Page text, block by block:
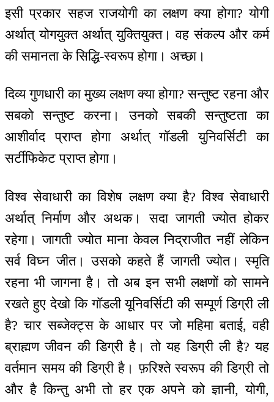
इसी प्रकार सहज राजयोगी का लक्षण क्या होगा? योगी
अर्थात् योगयुक्त अर्थात् युक्तियुक्त। वह संकल्प और कर्म
की समानता के सिद्धि-स्वरूप होगा। अच्छा।
दिव्य गुणधारी का मुख्य लक्षण क्या होगा? सन्तुष्ट रहना और
सबको सन्तुष्ट करना। उनको सबकी सन्तुष्टता का
आशीर्वाद प्राप्त होगा अर्थात् गॉडली युनिवर्सिटी का
सर्टीफिकेट प्राप्त होगा।
विश्व सेवाधारी का विशेष लक्षण क्या है? विश्व सेवाधारी
अर्थात् निर्माण और अथक। सदा जागती ज्योत होकर
रहेगा। जागती ज्योत माना केवल निद्राजीत नहीं लेकिन
सर्व विघ्न जीत। उसको कहते हैं जागती ज्योत। स्मृति
रहना भी जागना है। तो अब इन सभी लक्षणों को सामने
रखते हुए देखो कि गॉडली यूनिवर्सिटी की सम्पूर्ण डिग्री ली
है? चार सब्जेक्ट्स के आधार पर जो महिमा बताई, वही
ब्राह्मण जीवन की डिग्री है। तो यह डिग्री ली है? यह
वर्तमान समय की डिग्री है। फ़रिश्ते स्वरूप की डिग्री तो
और है किन्तु अभी तो हर एक अपने को ज्ञानी, योगी,